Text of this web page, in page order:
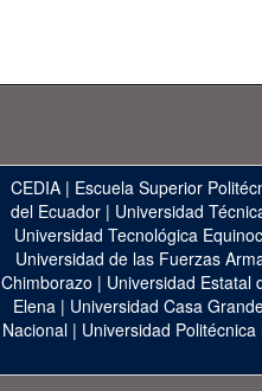
CEDIA | Escuela Superior
del Ecuador| Universidad
Universidad Tecnológica
Universidad de las Fuerzas
Chimborazo | Universidad Estatal
Elena | Universidad Casa
Nacional | Universidad